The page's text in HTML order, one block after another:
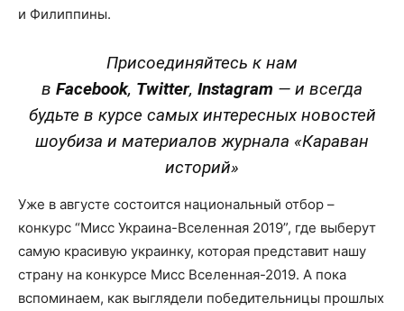
и Филиппины.
Присоединяйтесь к нам
в Facebook, Twitter, Instagram — и всегда
будьте в курсе самых интересных новостей
шоубиза и материалов журнала «Караван
историй»
Уже в августе состоится национальный отбор –
конкурс “Мисс Украина-Вселенная 2019”, где выберут
самую красивую украинку, которая представит нашу
страну на конкурсе Мисс Вселенная-2019. А пока
вспоминаем, как выглядели победительницы прошлых